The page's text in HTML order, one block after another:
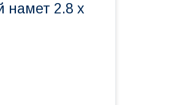
намет 2.8 х